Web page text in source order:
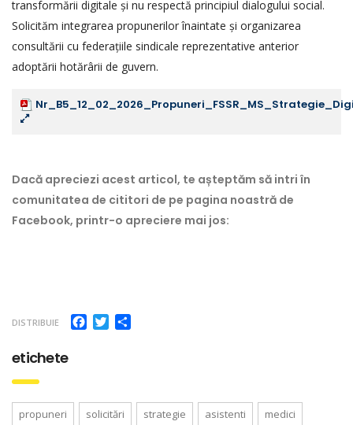
transformării digitale și nu respectă principiul dialogului social.
Solicităm integrarea propunerilor înaintate și organizarea
consultării cu federațiile sindicale reprezentative anterior
adoptării hotărârii de guvern.
Dacă apreciezi acest articol, te așteptăm să intri în
comunitatea de cititori de pe pagina noastră de
Facebook, printr-o apreciere mai jos:
DISTRIBUIE Facebook
Twitter
etichete
propuneri solicitări strategie asistenti medici